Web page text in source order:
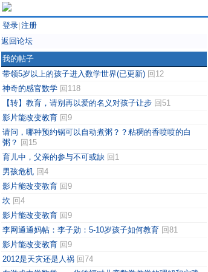
登录 注册
返回论坛
我的帖子
带领5岁以上的孩子进入数学世界(已更新) 回12
神奇的感官数学 回118
【转】教育，请别再以爱的名义对孩子让步 回51
影片能改变教育 回9
请问，哪种预约锅可以自动煮粥？？粘稠的香喷喷的白
粥？ 回15
育儿中，父亲的参与不可或缺 回1
男孩危机 回4
影片能改变教育 回9
坎 回4
影片能改变教育 回9
李网通通妈帖：李子勋：5-10岁孩子如何教育 回81
影片能改变教育 回9
2012是天灾还是人祸 回74